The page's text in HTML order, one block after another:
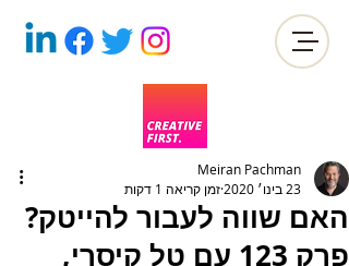
האם שווה לעבור להייטק?
פרק 123 עם טל קיסרי,
Meiran Pachman
23 בינו׳ 2020
זמן קריאה 1 דקות